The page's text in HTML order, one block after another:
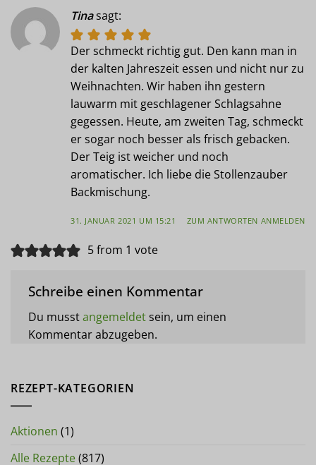
Tinasagt:
Der schmeckt richtig gut. Den kann man in
der kalten Jahreszeit essen und nicht nur zu
Weihnachten. Wir haben ihn gestern
lauwarm mit geschlagener Schlagsahne
gegessen. Heute, am zweiten Tag, schmeckt
er sogar noch besser als frisch gebacken.
Der Teig ist weicher und noch
aromatischer. Ich liebe die Stollenzauber
Backmischung.
31. JANUAR 2021 UM 15:21 ZUM ANTWORTEN ANMELDEN
5 from 1 vote
Schreibe einen Kommentar
Du musstangemeldetsein, um einen
Kommentar abzugeben.
REZEPT-KATEGORIEN
Aktionen (1)
Alle Rezepte(817)